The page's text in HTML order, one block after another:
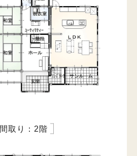
間取り：2階